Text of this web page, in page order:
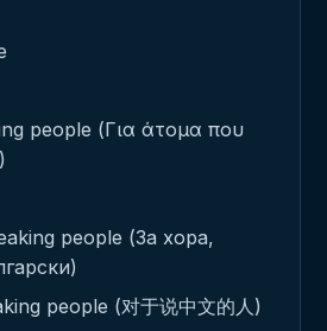
people (Για άτομα που
people (За хора,
people (对于说中文的人)